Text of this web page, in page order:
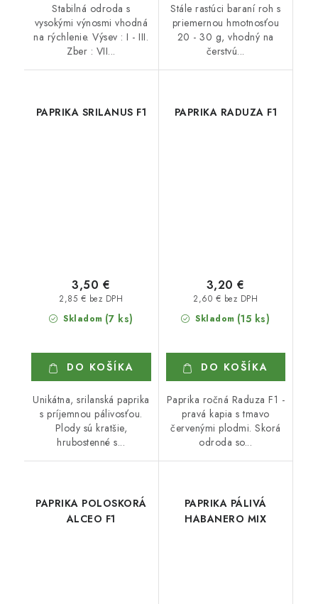
Stabilná odroda s
vysokými výnosmi vhodná
na rýchlenie. Výsev : I - III.
Zber : VII...
Stále rastúci baraní roh s
priemernou hmotnosťou
20 - 30 g, vhodný na
čerstvú...
PAPRIKA SRILANUS F1
Skladom (7 ks)
2,85 € bez DPH
3,50 €
DO KOŠÍKA
Unikátna, srilanská paprika
s príjemnou pálivosťou.
Plody sú kratšie,
hrubostenné s...
PAPRIKA RADUZA F1
Skladom (15 ks)
2,60 € bez DPH
3,20 €
DO KOŠÍKA
Paprika ročná Raduza F1 -
pravá kapia s tmavo
červenými plodmi. Skorá
odroda so...
PAPRIKA POLOSKORÁ
ALCEO F1
PAPRIKA PÁLIVÁ
HABANERO MIX